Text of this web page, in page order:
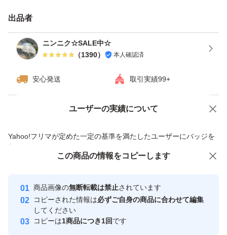
送料、資材の高騰によりネコポスに変更しました！
宜しくお願い致します♪
出品者
ニンニク☆SALE中☆
（1390） 本人確認済
安心発送 取引実績99+
ユーザーの実績について
Yahoo!フリマが定めた一定の基準を満たしたユーザーにバッジを
付与しています
安心取引出品者
心・安全なユーザーです
取引実績
価格の相談 商品への質問
この商品の情報をコピーします
商品画像の無断転載は禁止されています
コピーされた情報は必ずご自身の商品に合わせて編集
してください
コピーは1商品につき1回です
この商品をみている人にオススメ